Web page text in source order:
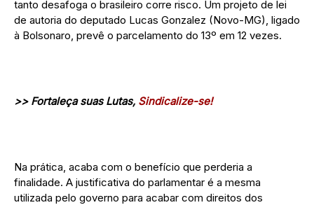
tanto desafoga o brasileiro corre risco. Um projeto de lei
de autoria do deputado Lucas Gonzalez (Novo-MG), ligado
à Bolsonaro, prevê o parcelamento do 13º em 12 vezes.
>> Fortaleça suas Lutas, Sindicalize-se!
Na prática, acaba com o benefício que perderia a
finalidade. A justificativa do parlamentar é a mesma
utilizada pelo governo para acabar com direitos dos